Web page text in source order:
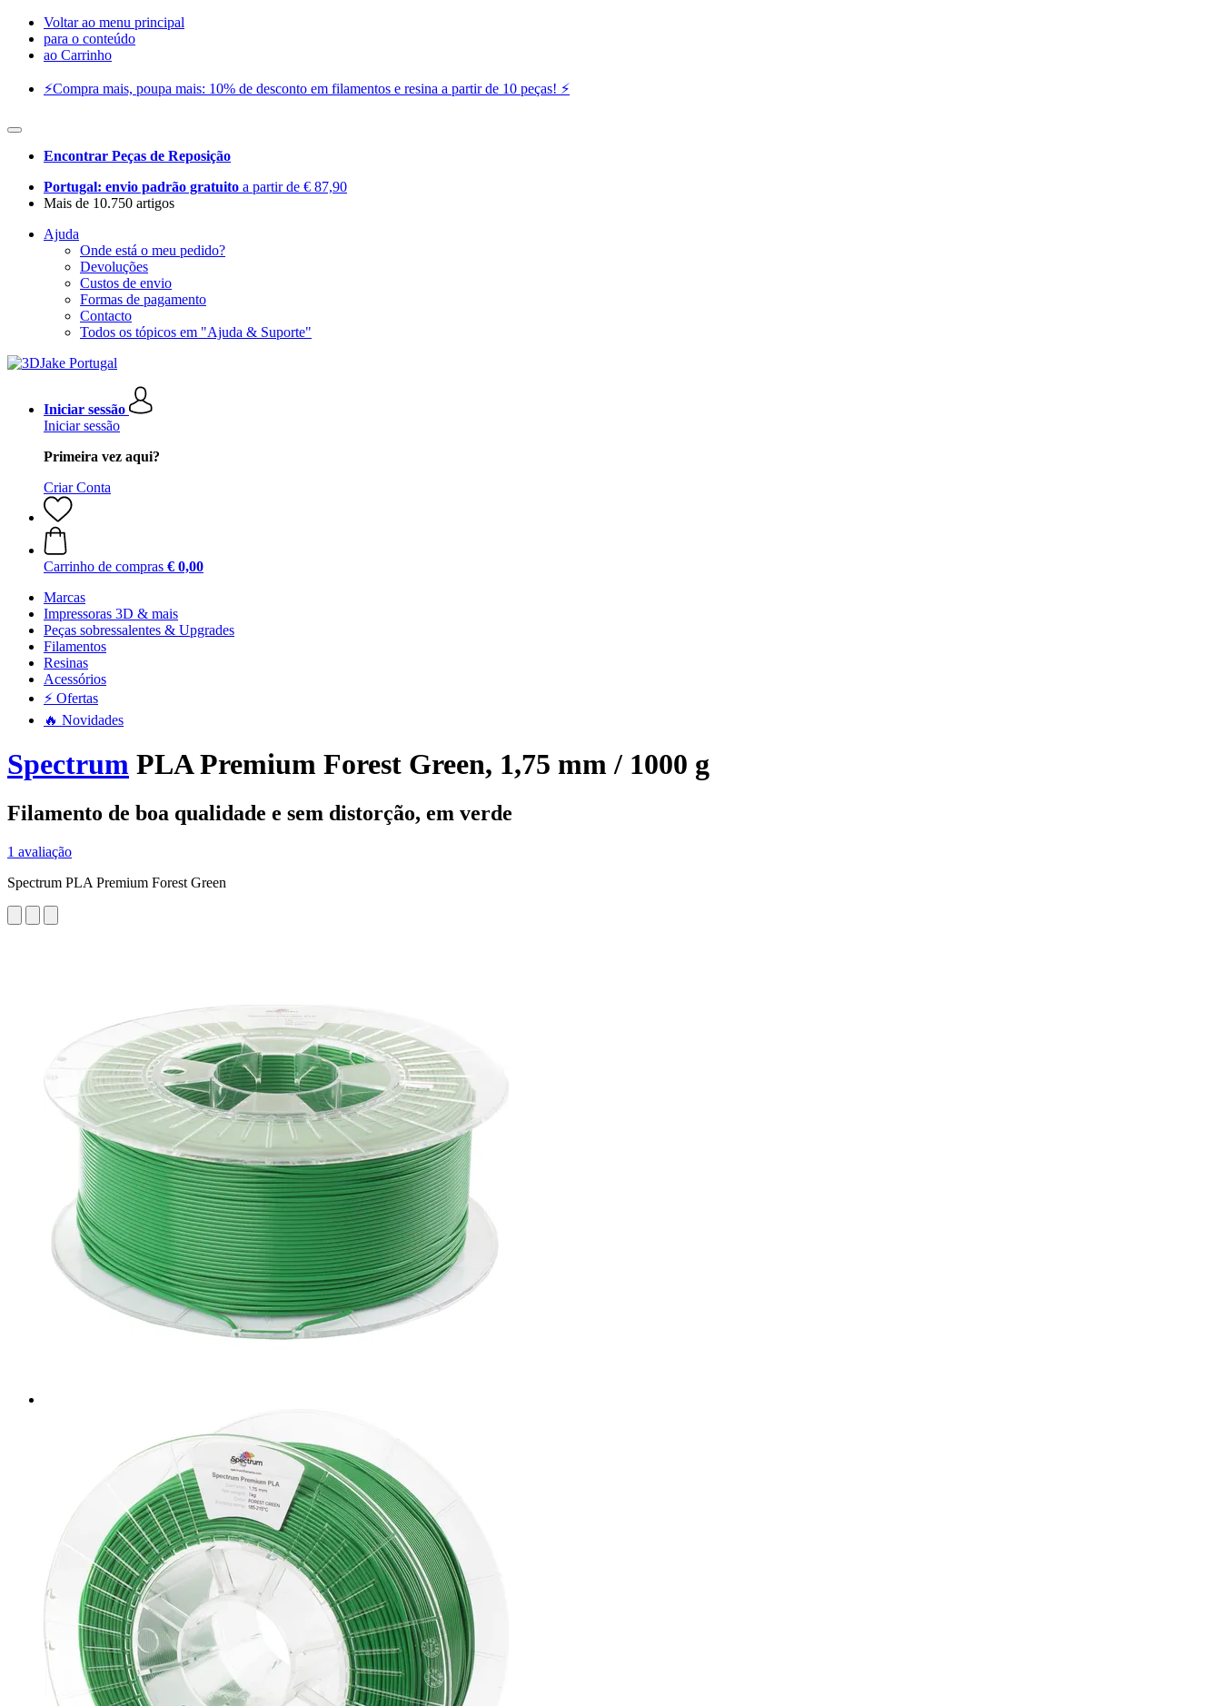
Voltar ao menu principal
para o conteúdo
ao Carrinho
⚡️Compra mais, poupa mais: 10% de desconto em filamentos e resina a partir de 10 peças! ⚡️
Encontrar Peças de Reposição
Portugal: envio padrão gratuito a partir de € 87,90
Mais de 10.750 artigos
Ajuda
Onde está o meu pedido?
Devoluções
Custos de envio
Formas de pagamento
Contacto
Todos os tópicos em "Ajuda & Suporte"
Iniciar sessão
Iniciar sessão
Primeira vez aqui?
Criar Conta
Carrinho de compras € 0,00
Marcas
Impressoras 3D & mais
Peças sobressalentes & Upgrades
Filamentos
Resinas
Acessórios
⚡ Ofertas
🔥 Novidades
Spectrum PLA Premium Forest Green, 1,75 mm / 1000 g
Filamento de boa qualidade e sem distorção, em verde
1 avaliação
Spectrum PLA Premium Forest Green